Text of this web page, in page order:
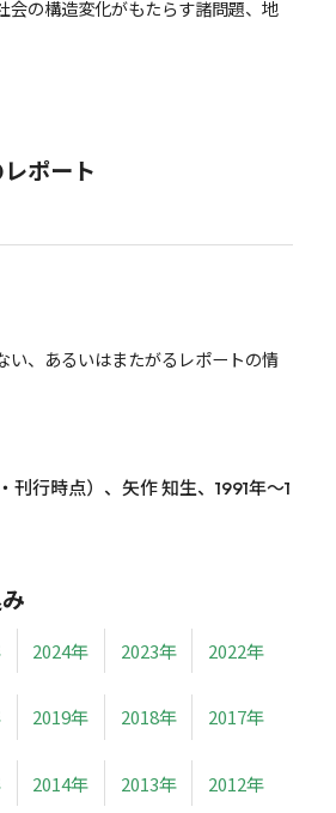
会の構造変化がもたらす諸問題、地
ポート
い、あるいはまたがるレポートの情
刊行時点）、矢作 知生、1991年～1
2024年 2023年 2022年
2019年 2018年 2017年
2014年 2013年 2012年